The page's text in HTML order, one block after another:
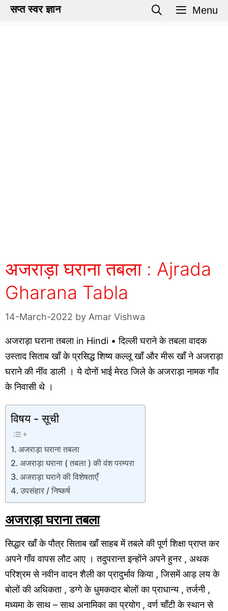
Skipसप्त स्वर ज्ञान Menu
अजराड़ा घराना तबला : Ajrada
Gharana Tabla
14-March-2022 by Amar Vishwa
अजराड़ा घराना तबला in Hindi • दिल्ली घराने के तबला वादक
उस्ताद सिताब खाँ के प्रसिद्ध शिष्य कल्लू खाँ और मीरू खाँ ने अजराड़ा
घराने की नींव डाली । ये दोनों भाई मेरठ जिले के अजराड़ा नामक गाँव
के निवासी थे ।
विषय - सूची
अजराड़ा घराना तबला
अजराड़ा घराना ( तबला ) की वंश परम्परा
अजराड़ा घराने की विशेषताएँ
उपसंहार / निष्कर्ष
अजराड़ा घराना तबला
सिद्धार खाँ के पौत्र सिताब खाँ साहब में तबले की पूर्ण शिक्षा प्राप्त कर
अपने गाँव वापस लौट आए । तदुपरान्त इन्होंने अपने हुनर , अथक
परिश्रम से नवीन वादन शैली का प्रादुर्भाव किया , जिसमें आड़ लय के
बोलों की अधिकता , डग्गे के धुमकदार बोलों का प्राधान्य , तर्जनी ,
मध्यमा के साथ – साथ अनामिका का प्रयोग , वर्ण चाँटी के स्थान से